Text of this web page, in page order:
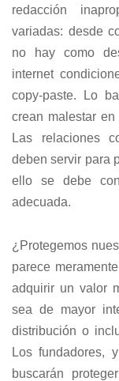
redacción
variadas: desde
no hay como
internet
copy-paste. Lo
crean malestar
Las relaciones
deben servir para
ello se debe
adecuada.
¿Protegemos
parece
adquirir un valor
sea de mayor
distribución o
Los fundadores,
buscarán